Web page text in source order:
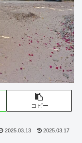
コピー
2025.03.13 2025.03.17